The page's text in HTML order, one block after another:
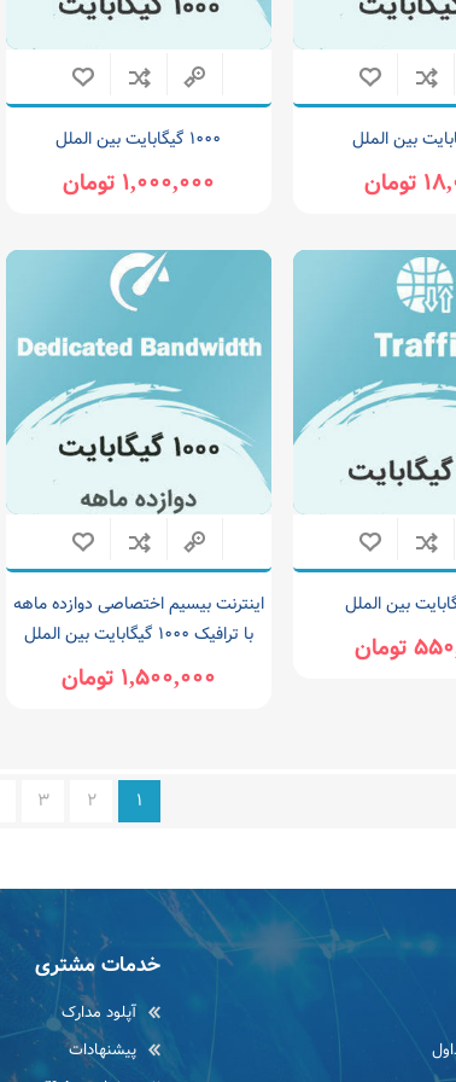
۱۰۰۰ گیگابایت بین الملل
1,000,000 تومان
تومان
اینترنت بیسیم اختصاصی دوازده ماهه
با ترافیک 1000 گیگابایت بین الملل
1,500,000 تومان
1
2
3
خدمات مشتری
آپلود مدارک
پیشنهادات